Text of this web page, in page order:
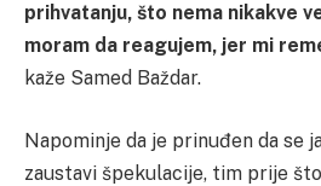
prihvatanju, što nema nikakve
moram da reagujem, jer mi
kaže Samed Baždar.
Napominje da je prinuđen da se
zaustavi špekulacije, tim prije